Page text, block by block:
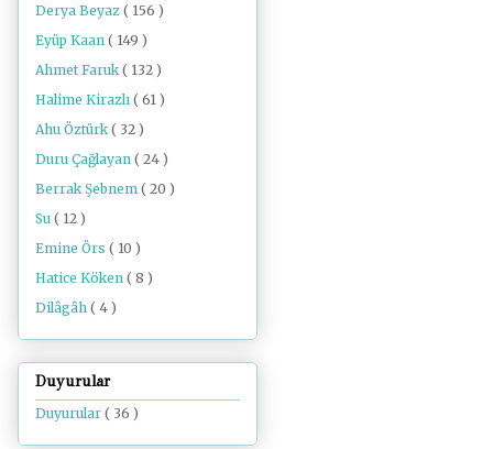
Derya Beyaz ( 156 )
Eyüp Kaan ( 149 )
Ahmet Faruk ( 132 )
Halime Kirazlı ( 61 )
Ahu Öztürk ( 32 )
Duru Çağlayan ( 24 )
Berrak Şebnem ( 20 )
Su ( 12 )
Emine Örs ( 10 )
Hatice Köken ( 8 )
Dilâgâh ( 4 )
Duyurular
Duyurular ( 36 )